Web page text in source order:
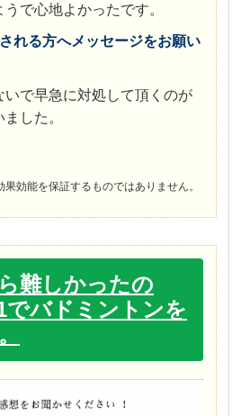
で心地よかったです。
れる方へメッセージをお願い
いで早急に対処して頂くのが
した。
効能を保証するものではありません。
難しかったの
でバドミントンを